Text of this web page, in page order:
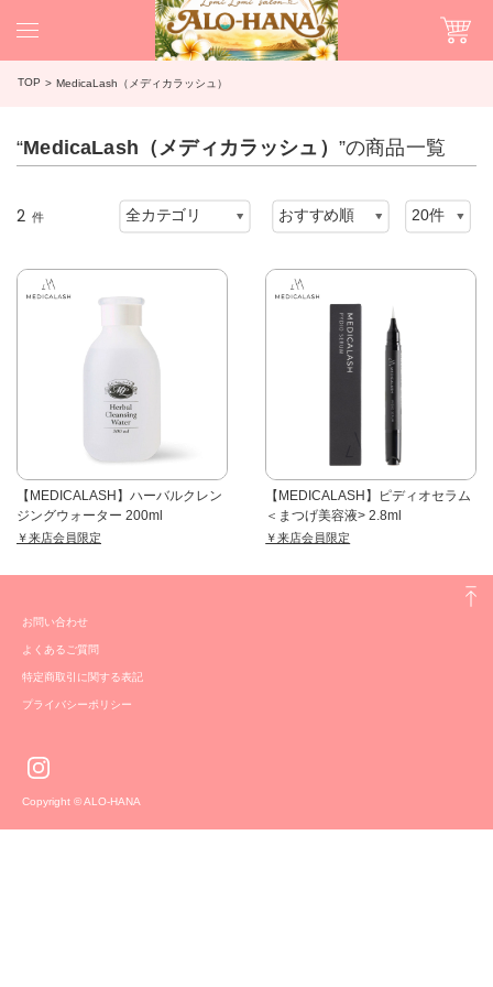
TOP MedicaLash（メディカラッシュ）
“MedicaLash（メディカラッシュ） ”の商品一覧
2 件
【MEDICALASH】ハーバルクレン
ジングウォーター 200ml
￥来店会員限定
【MEDICALASH】ピディオセラム
＜まつげ美容液> 2.8ml
￥来店会員限定
お問い合わせ
よくあるご質問
特定商取引に関する表記
プライバシーポリシー
Copyright © ALO-HANA